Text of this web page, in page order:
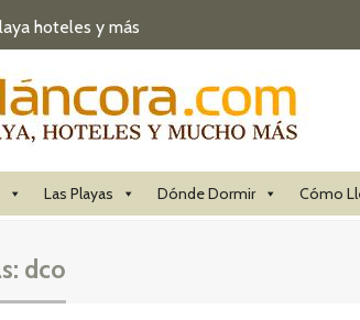
hoteles y más
Las Playas Dónde Dormir Cómo
dco